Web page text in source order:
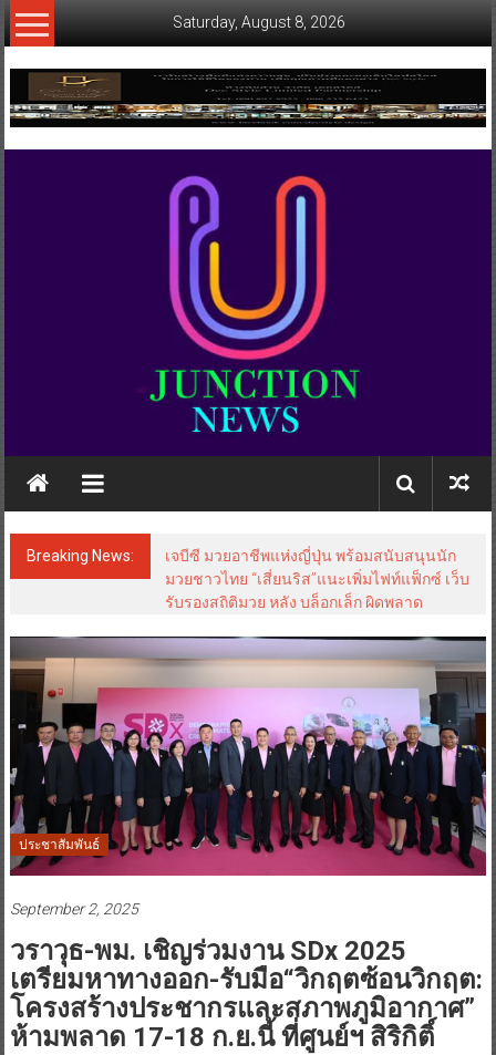
Skip
to
Saturday, August 8, 2026
www.ujunctionnews.com
เว็บ
ข่าว
Breaking News:
เจบีซี มวยอาชีพแห่งญี่ปุ่น พร้อมสนับสนุนนัก
มวยชาวไทย “เสี่ยนริส”แนะเพิ่มไฟท์แฟ็กซ์ เว็บ
รับรองสถิติมวย หลัง บล็อกเล็ก ผิดพลาด
ประชาสัมพันธ์
September 2, 2025
วราวุธ-พม. เชิญร่วมงาน SDx 2025
เตรียมหาทางออก-รับมือ“วิกฤตซ้อนวิกฤต:
โครงสร้างประชากรและสภาพภูมิอากาศ”
ห้ามพลาด 17-18 ก.ย.นี้ ที่ศูนย์ฯ สิริกิติ์